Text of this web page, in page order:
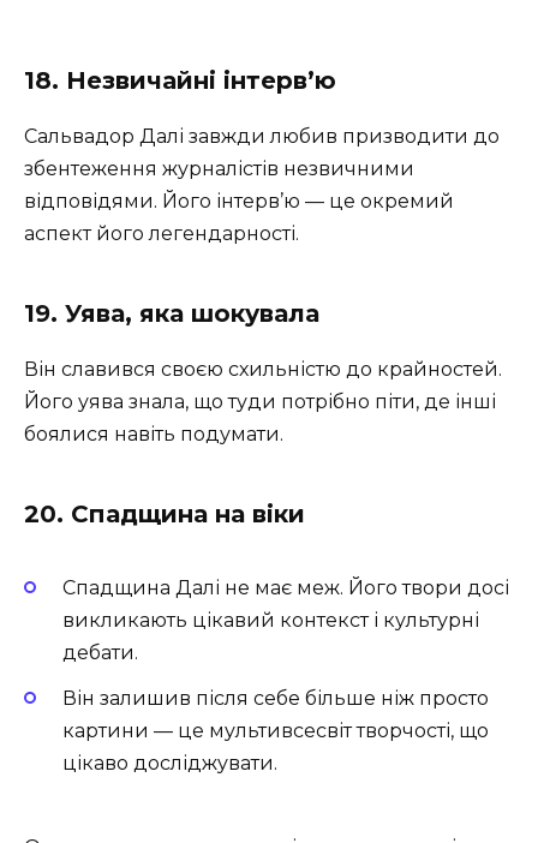
18. Незвичайні інтерв’ю
Сальвадор Далі завжди любив призводити до
збентеження журналістів незвичними
відповідями. Його інтерв’ю — це окремий
аспект його легендарності.
19. Уява, яка шокувала
Він славився своєю схильністю до крайностей.
Його уява знала, що туди потрібно піти, де інші
боялися навіть подумати.
20. Спадщина на віки
Спадщина Далі не має меж. Його твори досі
викликають цікавий контекст і культурні
дебати.
Він залишив після себе більше ніж просто
картини — це мультивсесвіт творчості, що
цікаво досліджувати.